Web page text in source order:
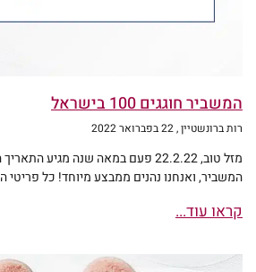
המשביר חוגגים 100 בישראל
רות ברונשטיין 22 בפברואר 2022
מזל טוב, 22.2.22 פעם במאה שנה מגיע
המשביר, ואנחנו נהנים ממבצע מיוחד! כל פריטי
קראו עוד...